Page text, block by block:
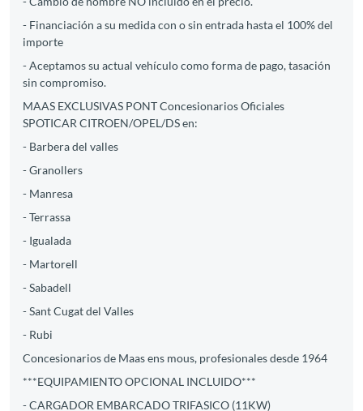
- Financiación a su medida con o sin entrada hasta el 100% del
importe
- Aceptamos su actual vehículo como forma de pago, tasación
sin compromiso.
MAAS EXCLUSIVAS PONT Concesionarios Oficiales
SPOTICAR CITROEN/OPEL/DS en:
- Barbera del valles
- Granollers
- Manresa
- Terrassa
- Igualada
- Martorell
- Sabadell
- Sant Cugat del Valles
- Rubi
Concesionarios de Maas ens mous, profesionales desde 1964
***EQUIPAMIENTO OPCIONAL INCLUIDO***
- CARGADOR EMBARCADO TRIFASICO (11KW)